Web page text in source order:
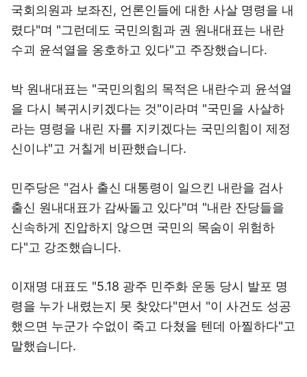
국회의원과 보좌진, 언론인들에 대한 사살 명령을 내
렸다"며 "그런데도 국민의힘과 권 원내대표는 내란
수괴 윤석열을 옹호하고 있다"고 주장했습니다.
박 원내대표는 "국민의힘의 목적은 내란수괴 윤석열
을 다시 복귀시키겠다는 것"이라며 "국민을 사살하
라는 명령을 내린 자를 지키겠다는 국민의힘이 제정
신이냐"고 거칠게 비판했습니다.
민주당은 "검사 출신 대통령이 일으킨 내란을 검사
출신 원내대표가 감싸돌고 있다"며 "내란 잔당들을
신속하게 진압하지 않으면 국민의 목숨이 위험하
다"고 강조했습니다.
이재명 대표도 "5.18 광주 민주화 운동 당시 발포 명
령을 누가 내렸는지 못 찾았다"면서 "이 사건도 성공
했으면 누군가 수없이 죽고 다쳤을 텐데 아찔하다"고
말했습니다.